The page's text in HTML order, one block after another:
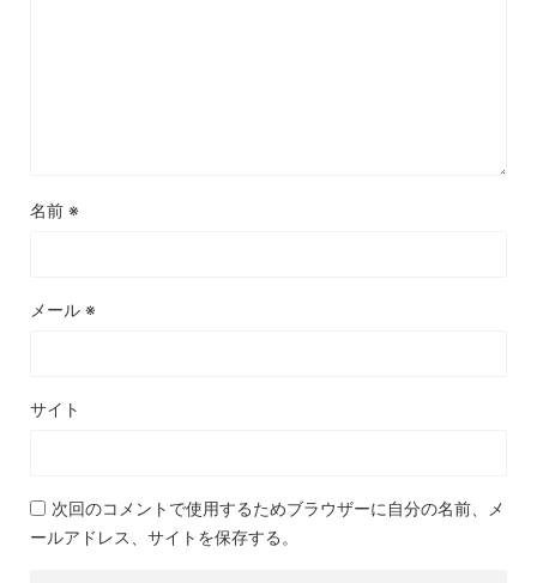
名前 ※
メール ※
サイト
次回のコメントで使用するためブラウザーに自分の名前、メ
ールアドレス、サイトを保存する。